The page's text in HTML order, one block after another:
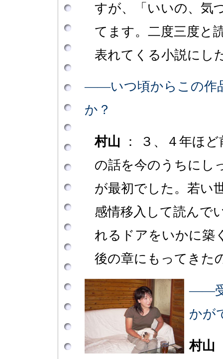
すが、「いいの、気
てます。二度三度と
表れてくる小説にし
――いつ頃からこの作
か？
村山 ： ３、４年ほ
の話を今のうちにし
が最初でした。若い
感情移入して読んで
れるドアをいかに築
後の章にもってきた
――受
かが
村山